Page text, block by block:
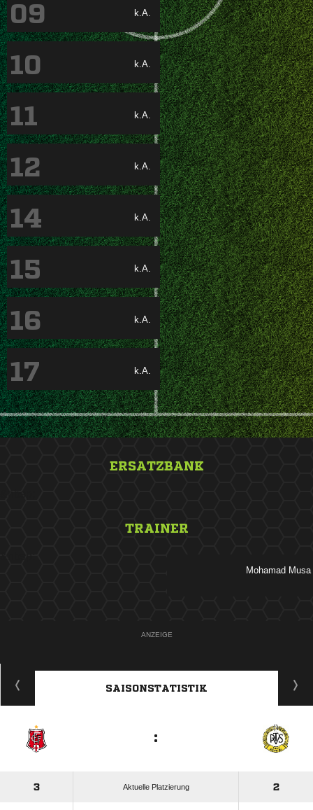
k.A.
10
k.A.
11
k.A.
12
k.A.
14
k.A.
15
k.A.
16
k.A.
17
k.A.
09
ERSATZBANK
TRAINER
 
ANZEIGE
SAISONSTATISTIK
:
3 Aktuelle Platzierung 2